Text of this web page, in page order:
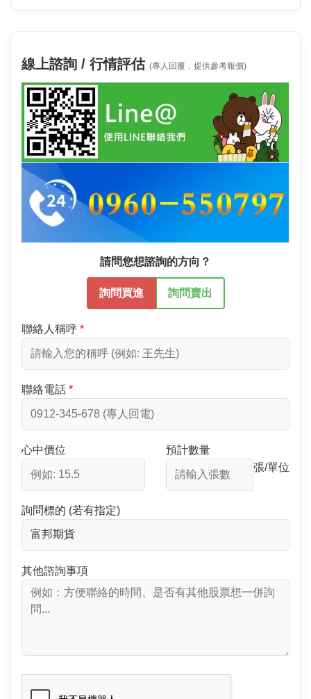
線上諮詢 / 行情評估 (專人回覆，提供參考報價)
請問您想諮詢的方向？
詢問買進 詢問賣出
聯絡人稱呼
聯絡電話
心中價位
預計數量
張/單位
詢問標的 (若有指定)
其他諮詢事項